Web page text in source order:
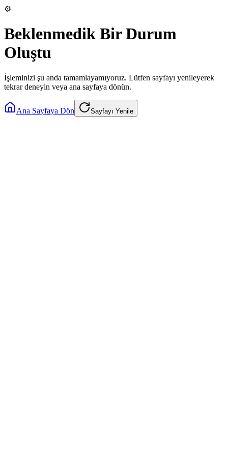
⚙️
Beklenmedik Bir Durum
Oluştu
İşleminizi şu anda tamamlayamıyoruz. Lütfen sayfayı yenileyerek
tekrar deneyin veya ana sayfaya dönün.
Ana Sayfaya Dön Sayfayı Yenile